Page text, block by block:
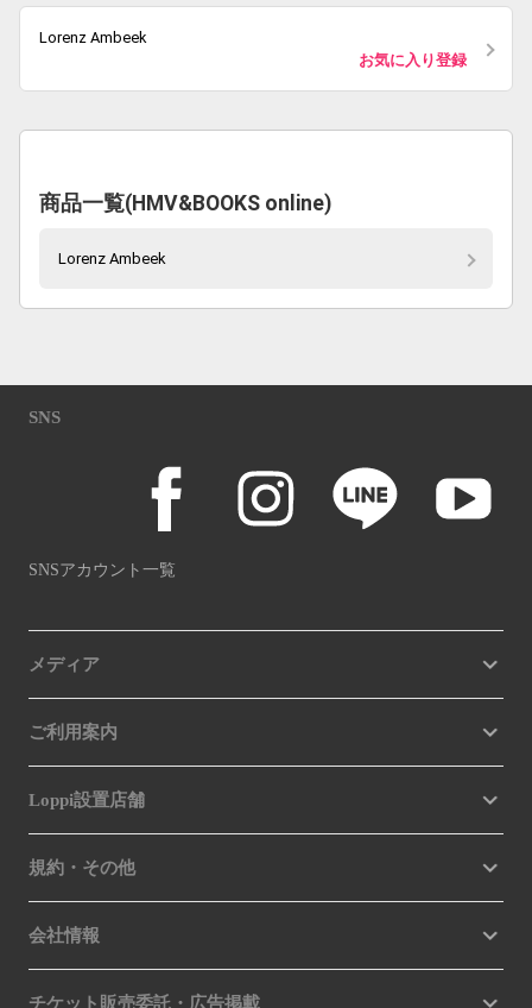
Lorenz Ambeek
お気に入り登録
商品一覧(HMV&BOOKS online)
Lorenz Ambeek
SNS
SNSアカウント一覧
メディア
ご利用案内
Loppi設置店舗
規約・その他
会社情報
チケット販売委託・広告掲載